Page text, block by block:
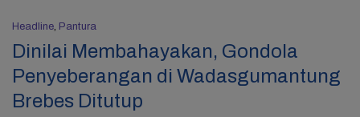
Headline, Pantura
Dinilai Membahayakan, Gondola
Penyeberangan di Wadasgumantung
Brebes Ditutup